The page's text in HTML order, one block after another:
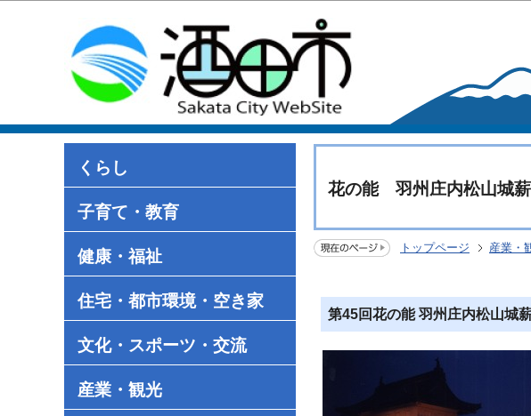
くらし
子育て・教育
健康・福祉
住宅・都市環境・空き家
文化・スポーツ・交流
産業・観光
花の能 羽州庄内松山城
トップページ 産業・
第45回花の能 羽州庄内松山城